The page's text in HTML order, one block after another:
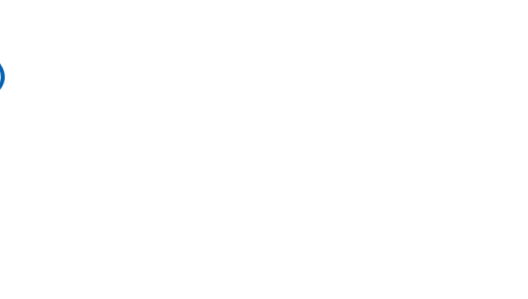
Rozměry: 204 x 155 x 82 cm - 3 osoby - 2 sedy + 1 leh Vzduchová masáž,